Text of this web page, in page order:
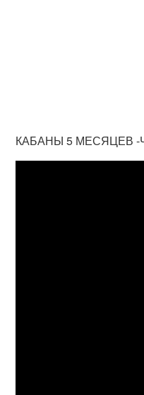
КАБАНЫ 5 МЕСЯЦЕВ